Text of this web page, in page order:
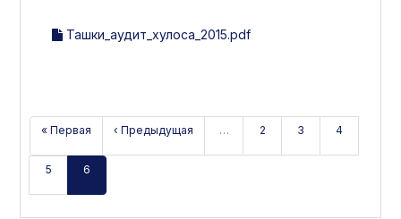
Ташки_аудит_хулоса_2015.pdf
« Первая ‹ Предыдущая … 2 3 4
5 6